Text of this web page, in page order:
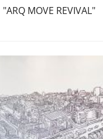
"ARQ MOVE REVIVAL"